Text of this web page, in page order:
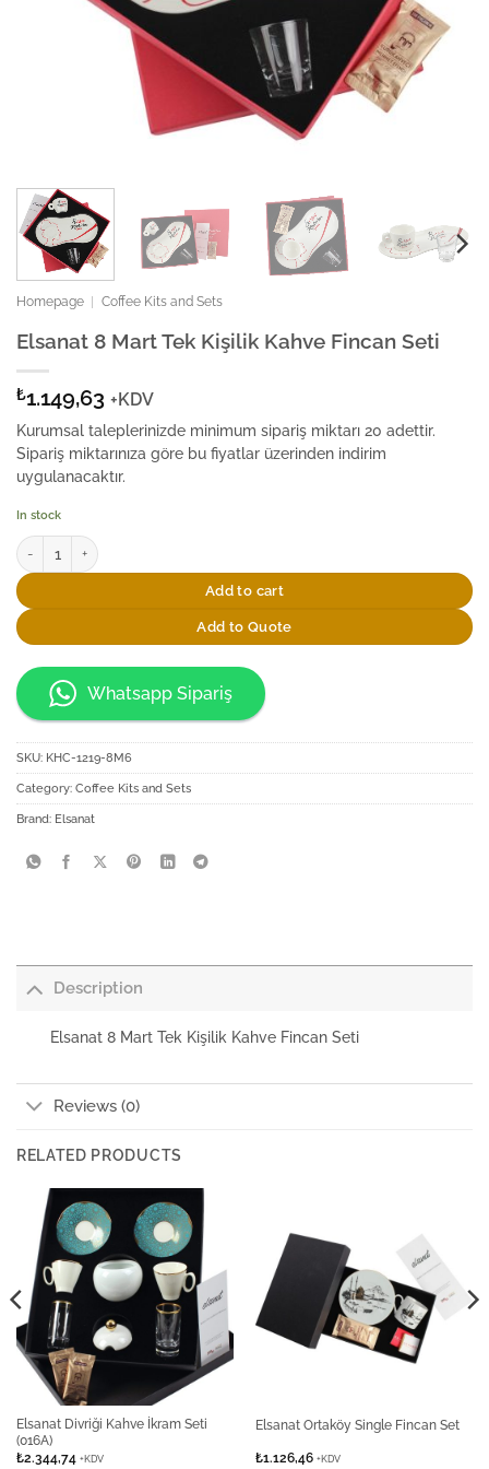
Homepage Coffee Kits and Sets
Elsanat 8 Mart Tek Kişilik Kahve Fincan Seti
₺1.149,63 +KDV
Kurumsal taleplerinizde minimum sipariş miktarı 20 adettir.
Sipariş miktarınıza göre bu fiyatlar üzerinden indirim
uygulanacaktır.
In stock
Elsanat 8 Mart Tek Kişilik Kahve Fincan Seti quantity
Add to cart
Add to Quote
Whatsapp Sipariş
SKU: KHC-1219-8M6
Category: Coffee Kits and Sets
Brand: Elsanat
Description
Elsanat 8 Mart Tek Kişilik Kahve Fincan Seti
Reviews (0)
RELATED PRODUCTS
Elsanat Divriği Kahve İkram Seti
(016A)
₺2.344,74 +KDV
Elsanat Ortaköy Single Fincan Set
₺1.126,46 +KDV